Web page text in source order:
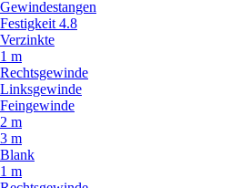
Gewindestangen
Festigkeit 4.8
Verzinkte
1 m
Rechtsgewinde
Linksgewinde
Feingewinde
2 m
3 m
Blank
1 m